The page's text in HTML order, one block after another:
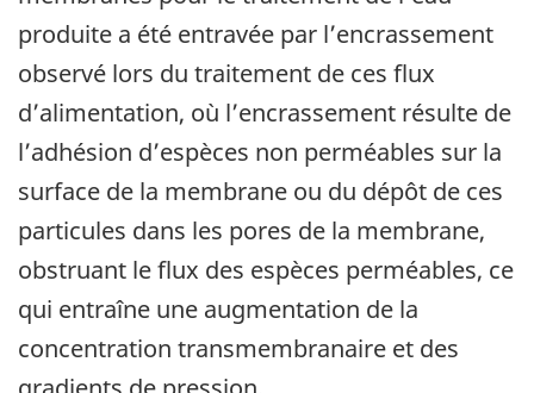
produite a été entravée par l’encrassement
observé lors du traitement de ces flux
d’alimentation, où l’encrassement résulte de
l’adhésion d’espèces non perméables sur la
surface de la membrane ou du dépôt de ces
particules dans les pores de la membrane,
obstruant le flux des espèces perméables, ce
qui entraîne une augmentation de la
concentration transmembranaire et des